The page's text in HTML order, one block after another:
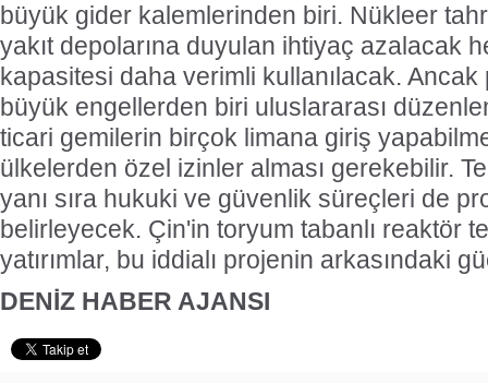
büyük gider kalemlerinden biri. Nükleer
yakıt depolarına duyulan ihtiyaç azalacak
kapasitesi daha verimli kullanılacak.
büyük engellerden biri uluslararası
ticari gemilerin birçok limana giriş
ülkelerden özel izinler alması gerekebilir.
yanı sıra hukuki ve güvenlik süreçleri de
belirleyecek. Çin'in toryum tabanlı reaktör
yatırımlar, bu iddialı projenin arkasındaki
DENİZ HABER AJANSI